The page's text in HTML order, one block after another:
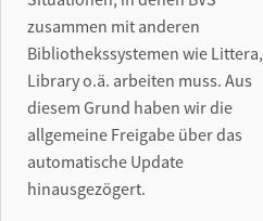
zusammen mit anderen
Bibliothekssystemen wie Littera,
Library o.ä. arbeiten muss. Aus
diesem Grund haben wir die
allgemeine Freigabe über das
automatische Update
hinausgezögert.